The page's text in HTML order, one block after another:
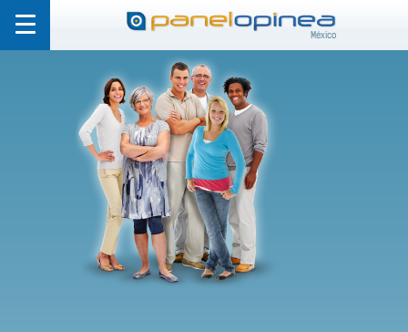
México